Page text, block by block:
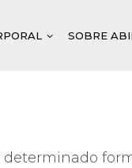
PRODUCTOS
SOBRE